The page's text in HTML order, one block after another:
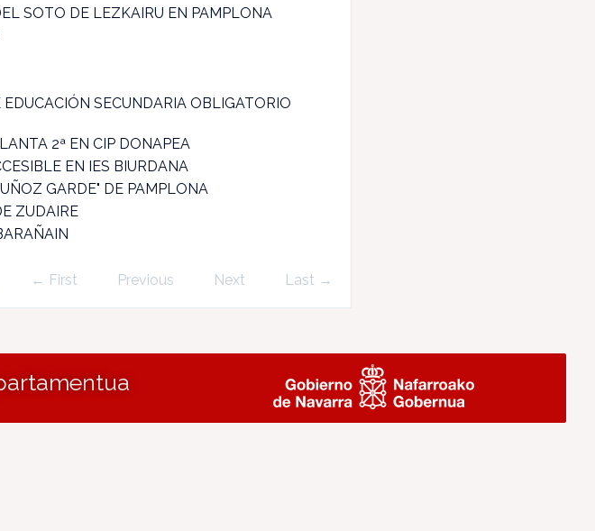
SOTO DE LEZKAIRU EN PAMPLONA
SECUNDARIA OBLIGATORIO
2ª EN CIP DONAPEA
EN IES BIURDANA
GARDE" DE PAMPLONA
ZUDAIRE
← First Previous Next Last →